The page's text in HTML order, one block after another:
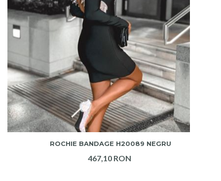
ADAUGA IN COS
ROCHIE BANDAGE H20089 NEGRU
467,10 RON